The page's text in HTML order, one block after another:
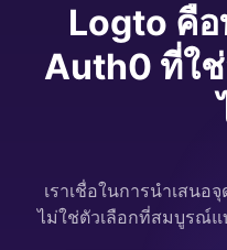
Logto คื
Auth0 ที่ใ
เราเชื่อในการนำเสนอ
ไม่ใช่ตัวเลือกที่สมบูรณ์